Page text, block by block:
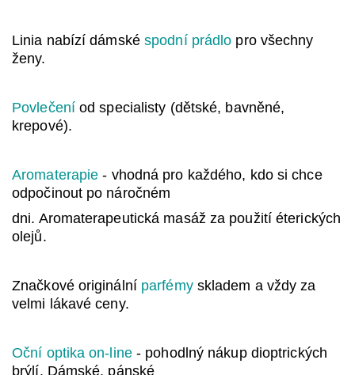
Linia nabízí dámskéspodní prádlo pro všechny
ženy.
Povlečení od specialisty (dětské, bavněné,
krepové).
Aromaterapie - vhodná pro každého, kdo si chce
odpočinout po náročném
dni. Aromaterapeutická masáž za použití éterických
olejů.
Značkové originální parfémyskladem a vždy za
velmi lákavé ceny.
Oční optika on-line- pohodlný nákup dioptrických
brýlí. Dámské, pánské